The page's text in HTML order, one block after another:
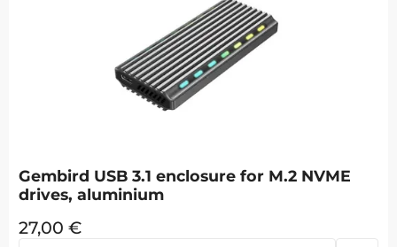
Gembird USB 3.1 enclosure for M.2 NVME
drives, aluminium
27,00 €